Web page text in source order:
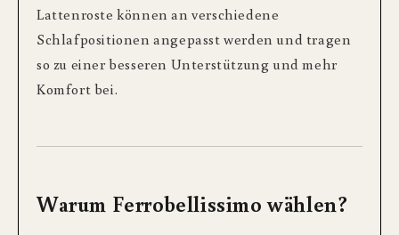
Lattenroste können an verschiedene
Schlafpositionen angepasst werden und tragen
so zu einer besseren Unterstützung und mehr
Komfort bei.
Warum Ferrobellissimo wählen?